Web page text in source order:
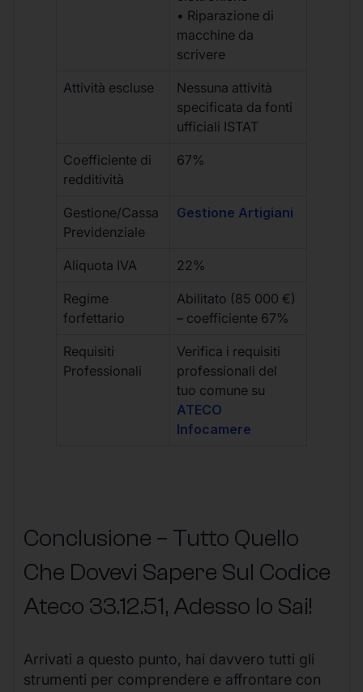
• Riparazione di
macchine da
scrivere
Attività escluse
Nessuna attività
specificata da fonti
ufficiali ISTAT
Coefficiente di
redditività
67%
Gestione/Cassa
Previdenziale
Gestione Artigiani
Aliquota IVA 22%
Regime
forfettario
Abilitato (85 000 €)
– coefficiente 67%
Requisiti
Professionali
Verifica i requisiti
professionali del
tuo comune su
ATECO
Infocamere
Conclusione – Tutto Quello
Che Dovevi Sapere Sul Codice
Ateco 33.12.51, Adesso lo Sai!
Arrivati a questo punto, hai davvero tutti gli
strumenti per comprendere e affrontare con